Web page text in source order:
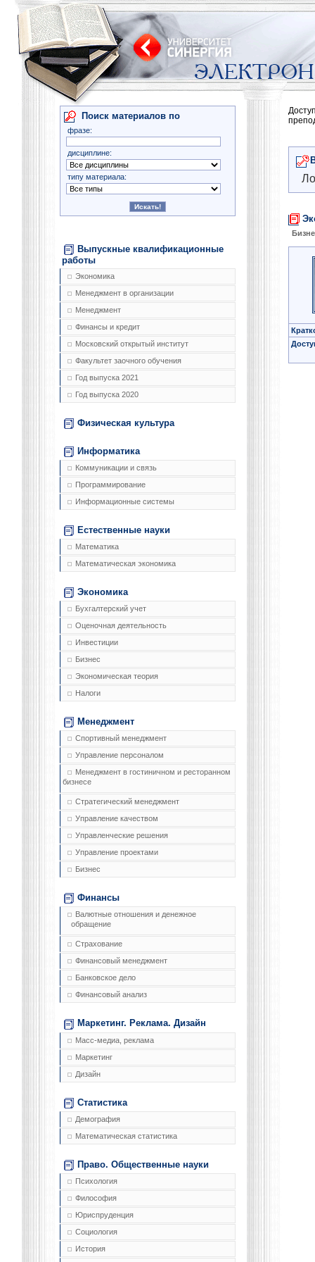
Поиск материалов по
фразе:
дисциплине:
типу материала:
Выпускные квалификационные
работы
Экономика
Менеджмент в организации
Менеджмент
Финансы и кредит
Московский открытый институт
Факультет заочного обучения
Год выпуска 2021
Год выпуска 2020
Физическая культура
Информатика
Коммуникации и связь
Программирование
Информационные системы
Естественные науки
Математика
Математическая экономика
Экономика
Бухгалтерский учет
Оценочная деятельность
Инвестиции
Бизнес
Экономическая теория
Налоги
Менеджмент
Спортивный менеджмент
Управление персоналом
Менеджмент в гостиничном и ресторанном
бизнесе
Стратегический менеджмент
Управление качеством
Управленческие решения
Управление проектами
Бизнес
Финансы
Валютные отношения и денежное
обращение
Страхование
Финансовый менеджмент
Банковское дело
Финансовый анализ
Маркетинг. Реклама. Дизайн
Масс-медиа, реклама
Маркетинг
Дизайн
Статистика
Демография
Математическая статистика
Право. Общественные науки
Психология
Философия
Юриспруденция
Социология
История